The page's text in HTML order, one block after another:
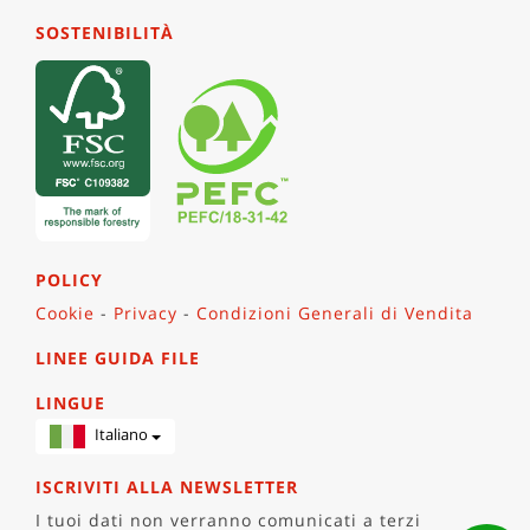
SOSTENIBILITÀ
POLICY
Cookie - Privacy - Condizioni Generali di Vendita
LINEE GUIDA FILE
LINGUE
Italiano
ISCRIVITI ALLA NEWSLETTER
I tuoi dati non verranno comunicati a terzi